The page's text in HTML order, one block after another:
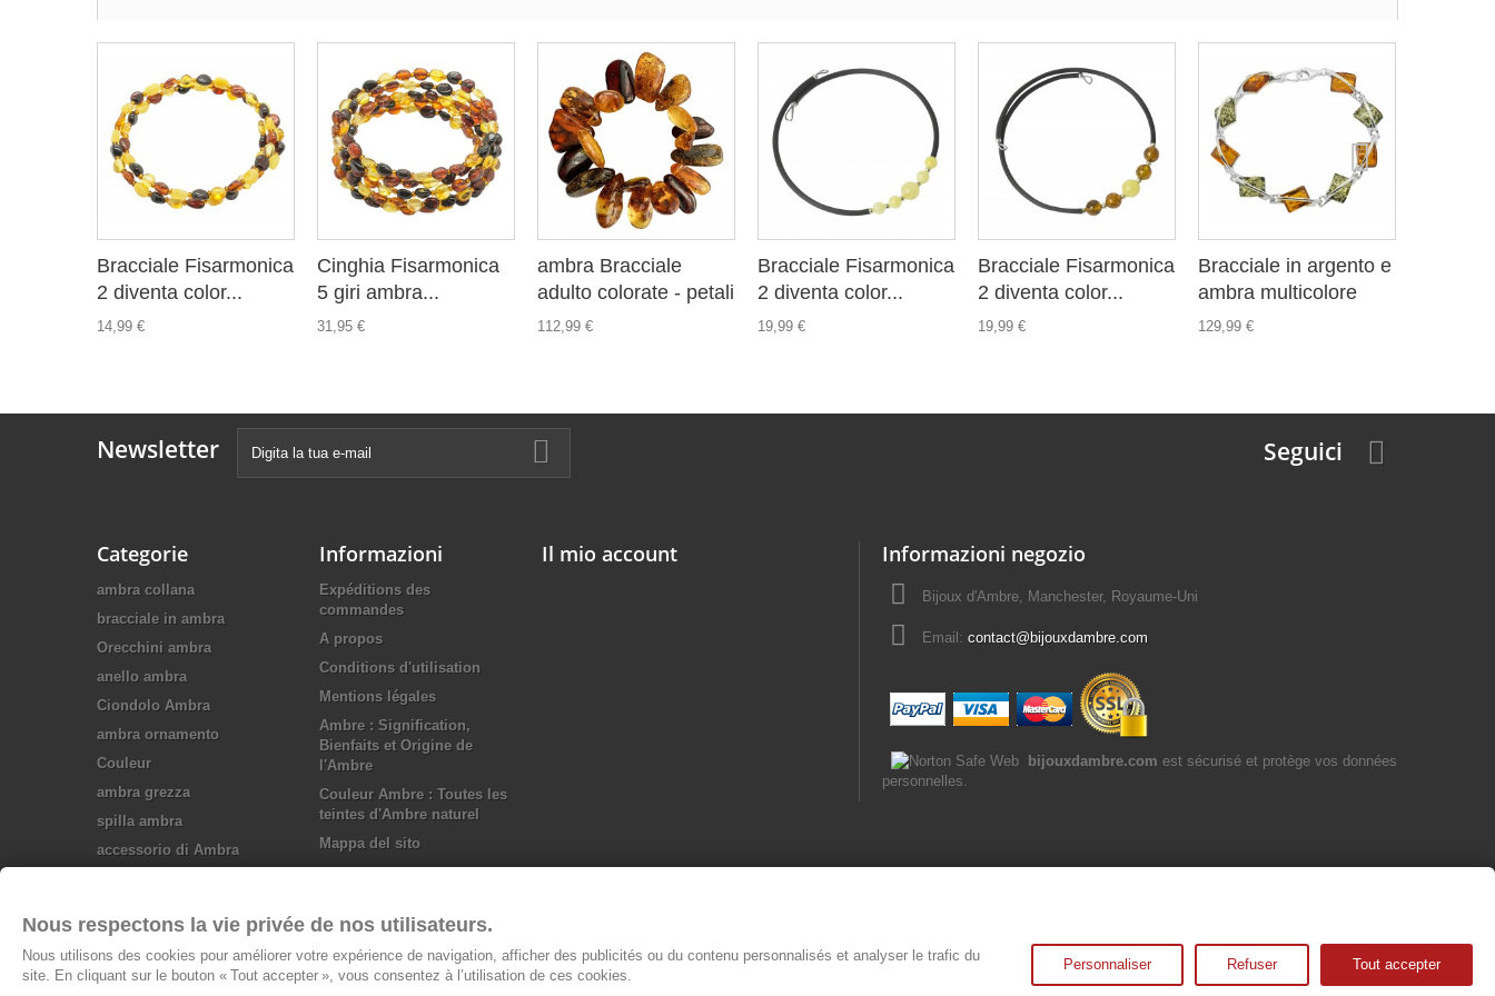
Bracciale Fisarmonica
2 diventa color...
14,99 €
Cinghia Fisarmonica
5 giri ambra...
31,95 €
ambra Bracciale
adulto colorate - petali
112,99 €
Bracciale Fisarmonica
2 diventa color...
19,99 €
Bracciale Fisarmonica
2 diventa color...
19,99 €
Bracciale in argento e
ambra multicolore
129,99 €
Newsletter Seguici
Categorie
ambra collana
bracciale in ambra
Orecchini ambra
anello ambra
Ciondolo Ambra
ambra ornamento
Couleur
ambra grezza
spilla ambra
accessorio di Ambra
Informazioni
Expéditions des
commandes
A propos
Conditions d'utilisation
Mentions légales
Ambre : Signification,
Bienfaits et Origine de
l'Ambre
Couleur Ambre : Toutes les
teintes d'Ambre naturel
Mappa del sito
Il mio account Informazioni negozio
Bijoux d'Ambre, Manchester, Royaume-Uni
Email: contact@bijouxdambre.com
bijouxdambre.com est sécurisé et protège vos données
personnelles.
Nous respectons la vie privée de nos utilisateurs.
Nous utilisons des cookies pour améliorer votre expérience de navigation, afficher des publicités ou du contenu personnalisés et analyser le trafic du
site. En cliquant sur le bouton « Tout accepter », vous consentez à l’utilisation de ces cookies.
Personnaliser Refuser Tout accepter